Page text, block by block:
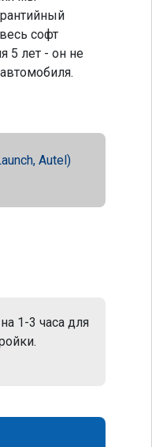
софт
5 лет - он не
Autel)
1-3 часа для